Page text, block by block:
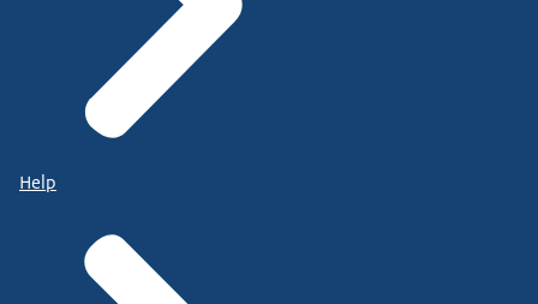
Help